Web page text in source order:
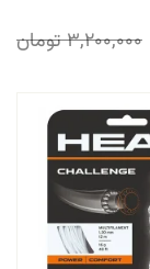
3,200,000تومان